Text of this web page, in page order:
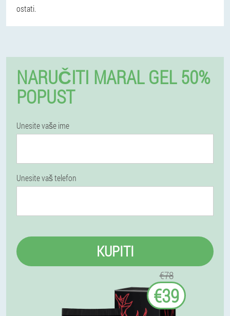
ostati.
NARUČITI MARAL GEL 50%
POPUST
Unesite vaše ime
Unesite vaš telefon
KUPITI
€78
€39